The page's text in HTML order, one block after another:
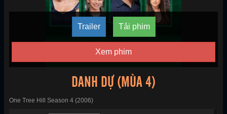
Trailer Tải phim
Xem phim
DANH DỰ (MÙA 4)
One Tree Hill Season 4 (2006)